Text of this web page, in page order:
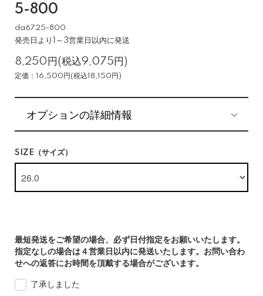
5-800
da6725-800
発売日より1～3営業日以内に発送
8,250円(税込9,075円)
定価：16,500円(税込18,150円)
オプションの詳細情報
SIZE（サイズ）
最短発送をご希望の場合、必ず日付指定をお願いいたします。
指定なしの場合は４営業日以内に発送いたします。お問い合わ
せへの返答にお時間を頂戴する場合がございます。
了承しました